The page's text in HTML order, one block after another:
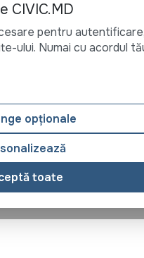
CIVIC.MD
pentru
ului. Numai cu acordul
opționale
toate